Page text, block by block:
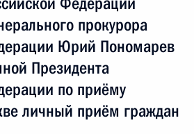
прокурора
Юрий Пономарев
Президента
по приёму
личный приём граждан